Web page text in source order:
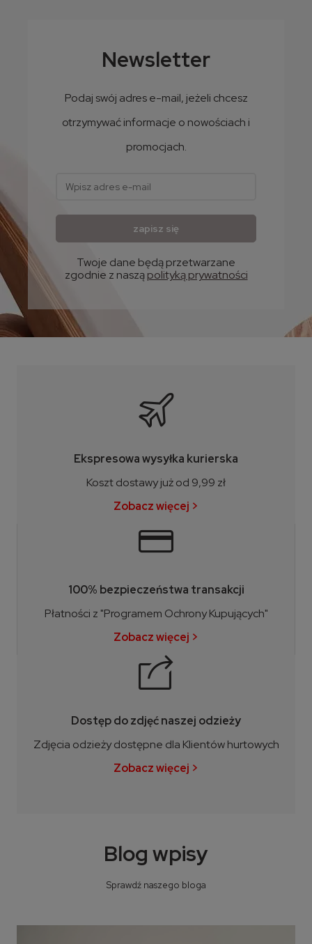
119,00 zł
Cena netto: 96,75 zł
Newsletter
Podaj swój adres e-mail, jeżeli chcesz
otrzymywać informacje o nowościach i
promocjach.
zapisz się
Twoje dane będą przetwarzane
zgodnie z nasząpolityką prywatności
Ekspresowa wysyłka kurierska
Koszt dostawy już od 9,99 zł
Zobacz więcej >
100% bezpieczeństwa transakcji
Płatności z "Programem Ochrony Kupujących"
Zobacz więcej >
Dostęp do zdjęć naszej odzieży
Zdjęcia odzieży dostępne dla Klientów hurtowych
Zobacz więcej >
Blog wpisy
Sprawdź naszego bloga